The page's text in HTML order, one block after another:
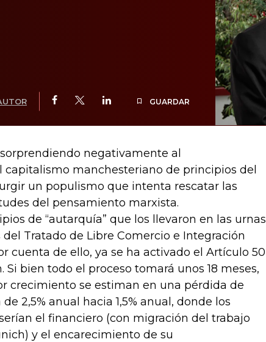
GUARDAR
negativamente al
capitalismo manchesteriano de principios del
un populismo que intenta rescatar las
del pensamiento marxista.
de “autarquía” que los llevaron en las urnas
Tratado de Libre Comercio e Integración
cuenta de ello, ya se ha activado el Artículo 50
Si bien todo el proceso tomará unos 18 meses,
crecimiento se estiman en una pérdida de
2,5% anual hacia 1,5% anual, donde los
el financiero (con migración del trabajo
y el encarecimiento de su